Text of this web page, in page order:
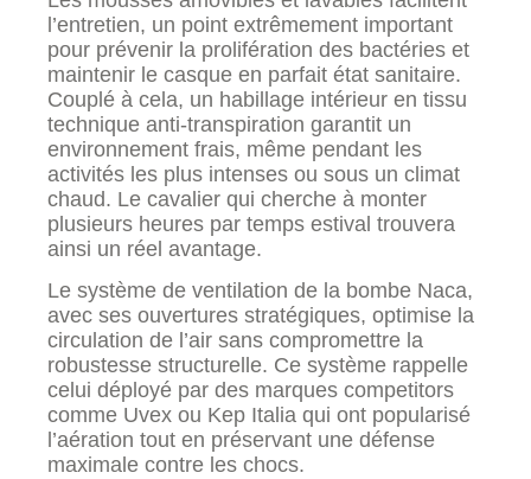
l’entretien, un point extrêmement important
pour prévenir la prolifération des bactéries et
maintenir le casque en parfait état sanitaire.
Couplé à cela, un habillage intérieur en tissu
technique anti-transpiration garantit un
environnement frais, même pendant les
activités les plus intenses ou sous un climat
chaud. Le cavalier qui cherche à monter
plusieurs heures par temps estival trouvera
ainsi un réel avantage.
Le système de ventilation de la bombe Naca,
avec ses ouvertures stratégiques, optimise la
circulation de l’air sans compromettre la
robustesse structurelle. Ce système rappelle
celui déployé par des marques competitors
comme Uvex ou Kep Italia qui ont popularisé
l’aération tout en préservant une défense
maximale contre les chocs.